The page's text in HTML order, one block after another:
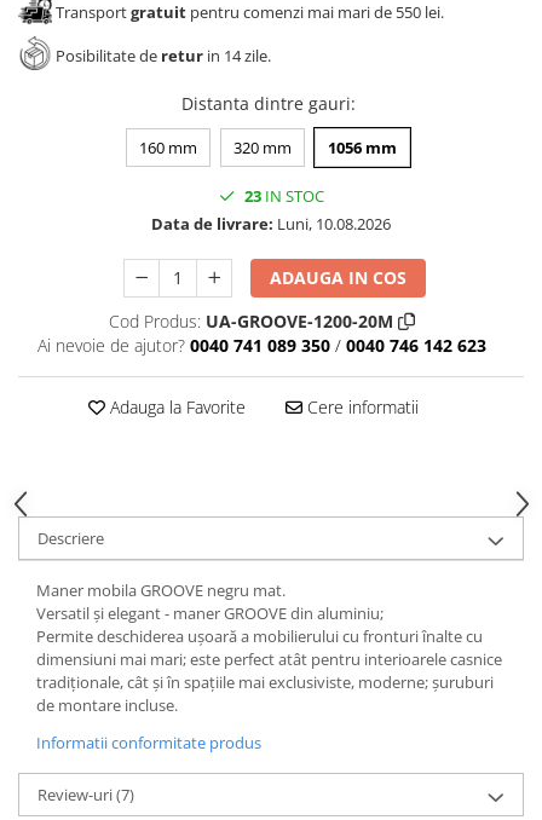
Transportgratuit pentru comenzi mai mari de 550 lei.
Posibilitate de retur in 14 zile.
Distanta dintre gauri:
160 mm 320 mm 1056 mm
23IN STOC
Data de livrare: Luni, 10.08.2026
ADAUGA IN COS
Cod Produs: UA-GROOVE-1200-20M
Ai nevoie de ajutor? 0040 741 089 350 / 0040 746 142 623
Adauga la Favorite Cere informatii
Descriere
Maner mobila GROOVE negru mat.
Versatil și elegant - maner GROOVE din aluminiu;
Permite deschiderea ușoară a mobilierului cu fronturi înalte cu
dimensiuni mai mari; este perfect atât pentru interioarele casnice
tradiționale, cât și în spațiile mai exclusiviste, moderne; șuruburi
de montare incluse.
Informatii conformitate produs
Review-uri(7)